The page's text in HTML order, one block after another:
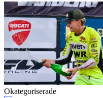
Okategoriserade